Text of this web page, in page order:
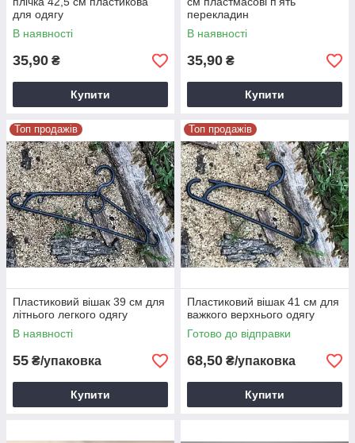
для одягу
В наявності
35,90 ₴
Купити
перекладин
В наявності
35,90 ₴
Купити
Топ продажів
Пластиковий вішак 39 см для
літнього легкого одягу
В наявності
55 ₴/упаковка
Купити
Топ продажів
Пластиковий вішак 41 см для
важкого верхнього одягу
Готово до відправки
68,50 ₴/упаковка
Купити